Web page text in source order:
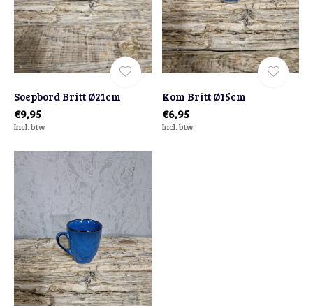
Soepbord Britt Ø21cm
€9,95
Incl. btw
Kom Britt Ø15cm
€6,95
Incl. btw